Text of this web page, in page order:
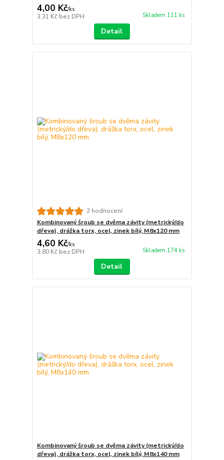
4,00 Kč/ks
3,31 Kč bez DPH Skladem 111 ks
Detail
2 hodnocení
Kombinovaný šroub se dvěma závity (metrický/do
dřeva), drážka torx, ocel, zinek bílý, M8x120 mm
4,60 Kč/ks
3,80 Kč bez DPH Skladem 174 ks
Detail
Kombinovaný šroub se dvěma závity (metrický/do
dřeva), drážka torx, ocel, zinek bílý, M8x140 mm